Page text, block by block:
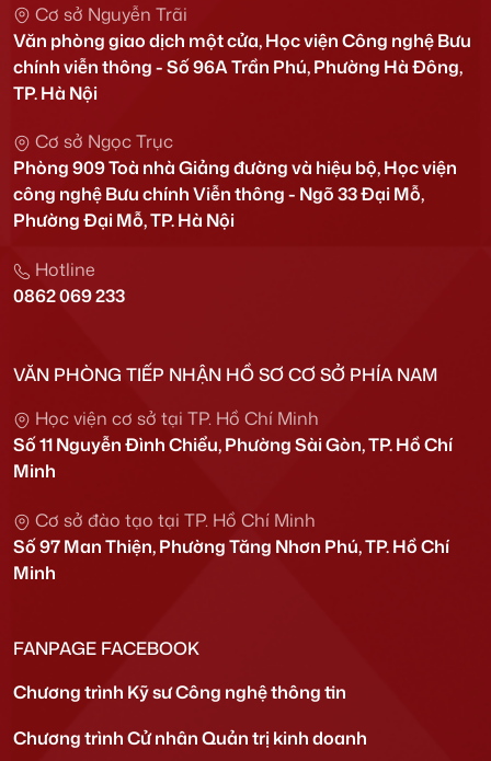
Cơ sở Nguyễn Trãi
Văn phòng giao dịch một cửa, Học viện Công nghệ Bưu
chính viễn thông - Số 96A Trần Phú, Phường Hà Đông,
TP. Hà Nội
Cơ sở Ngọc Trục
Phòng 909 Toà nhà Giảng đường và hiệu bộ, Học viện
công nghệ Bưu chính Viễn thông - Ngõ 33 Đại Mỗ,
Phường Đại Mỗ, TP. Hà Nội
Hotline
0862 069 233
VĂN PHÒNG TIẾP NHẬN HỒ SƠ CƠ SỞ PHÍA NAM
Học viện cơ sở tại TP. Hồ Chí Minh
Số 11 Nguyễn Đình Chiểu, Phường Sài Gòn, TP. Hồ Chí
Minh
Cơ sở đào tạo tại TP. Hồ Chí Minh
Số 97 Man Thiện, Phường Tăng Nhơn Phú, TP. Hồ Chí
Minh
FANPAGE FACEBOOK
Chương trình Kỹ sư Công nghệ thông tin
Chương trình Cử nhân Quản trị kinh doanh